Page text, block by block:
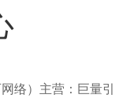
络）主营：巨量